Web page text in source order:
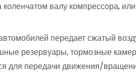
коленчатом валу компрессора,
передает сжатый
резервуары, тормозные
для передачи движения/